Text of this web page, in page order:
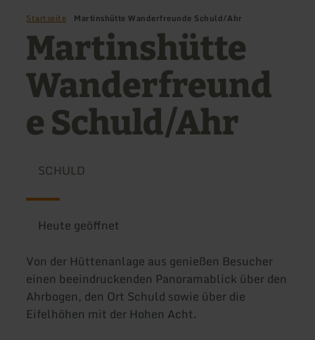
Startseite Martinshütte Wanderfreunde Schuld/Ahr
Martinshütte
Wanderfreund
e Schuld/Ahr
SCHULD
Heute geöffnet
Von der Hüttenanlage aus genießen Besucher
einen beeindruckenden Panoramablick über den
Ahrbogen, den Ort Schuld sowie über die
Eifelhöhen mit der Hohen Acht.